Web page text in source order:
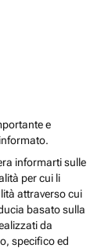
e
informarti sulle
per cui li
attraverso cui
basato sulla
da
specifico ed